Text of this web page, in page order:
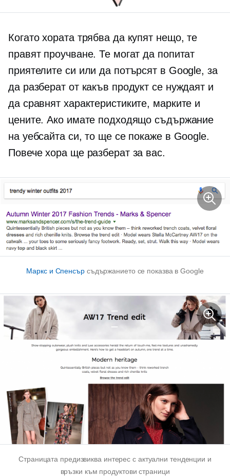
Когато хората трябва да купят нещо, те
правят проучване. Те могат да попитат
приятелите си или да потърсят в Google, за
да разберат от какъв продукт се нуждаят и
да сравнят характеристиките, марките и
цените. Ако имате подходящо съдържание
на уебсайта си, то ще се покаже в Google.
Повече хора ще разберат за вас.
Маркс и Спенсърсъдържанието се показва в Google
Страницата предизвиква интерес с актуални тенденции и
връзки към продуктови страници